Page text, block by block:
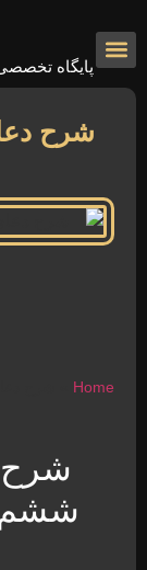
پایگاه
شرح
Home
شرح
ششم